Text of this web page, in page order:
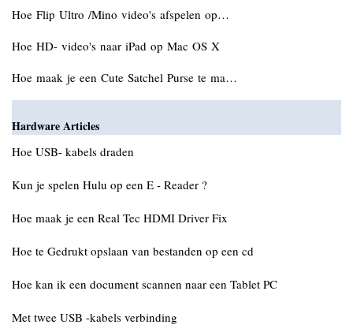
Hoe Flip Ultro /Mino video's afspelen op…
Hoe HD- video's naar iPad op Mac OS X
Hoe maak je een Cute Satchel Purse te ma…
Hardware Articles
Hoe USB- kabels draden
Kun je spelen Hulu op een E - Reader ?
Hoe maak je een Real Tec HDMI Driver Fix
Hoe te Gedrukt opslaan van bestanden op een cd
Hoe kan ik een document scannen naar een Tablet PC
Met twee USB -kabels verbinding